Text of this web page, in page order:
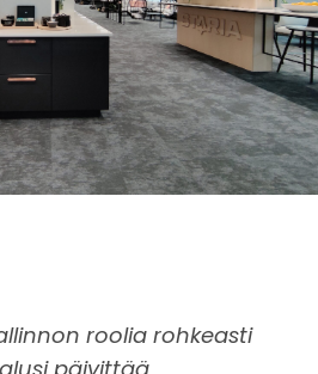
roolia rohkeasti